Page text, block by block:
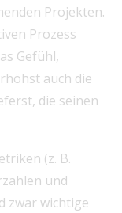
Projekten.
Prozess
Gefühl,
auch die
die seinen
(z. B.
und
zwar wichtige